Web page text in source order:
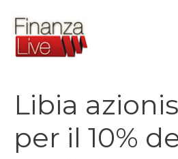
contenuto
Libia
per il 10%